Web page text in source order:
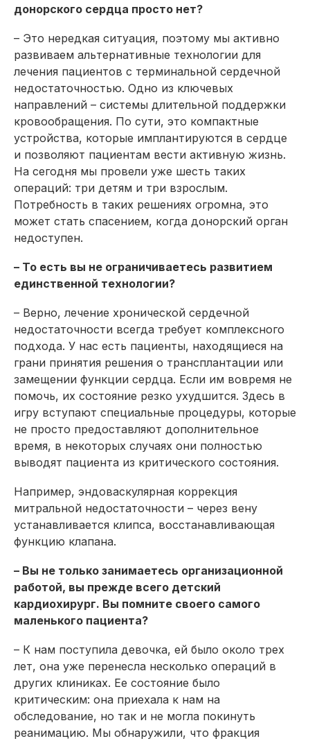
донорского сердца просто нет?
– Это нередкая ситуация, поэтому мы активно
развиваем альтернативные технологии для
лечения пациентов с терминальной сердечной
недостаточностью. Одно из ключевых
направлений – системы длительной поддержки
кровообращения. По сути, это компактные
устройства, которые имплантируются в сердце
и позволяют пациентам вести активную жизнь.
На сегодня мы провели уже шесть таких
операций: три детям и три взрослым.
Потребность в таких решениях огромна, это
может стать спасением, когда донорский орган
недоступен.
– То есть вы не ограничиваетесь развитием
единственной технологии?
– Верно, лечение хронической сердечной
недостаточности всегда требует комплексного
подхода. У нас есть пациенты, находящиеся на
грани принятия решения о трансплантации или
замещении функции сердца. Если им вовремя не
помочь, их состоя­ние резко ухудшится. Здесь в
игру вступают специальные процедуры, которые
не просто предоставляют дополнительное
время, в некоторых случаях они полностью
выводят пациента из критического состояния.
Например, эндоваскулярная коррекция
митральной недостаточности – через вену
устанавливается клипса, восстанавливающая
функцию клапана.
– Вы не только занимаетесь организационной
работой, вы прежде всего детский
кардиохирург. Вы помните своего самого
маленького пациента?
– К нам поступила девочка, ей было около трех
лет, она уже перенесла несколько операций в
других клиниках. Ее состояние было
критическим: она приехала к нам на
обследование, но так и не могла покинуть
реанимацию. Мы обнаружили, что фракция